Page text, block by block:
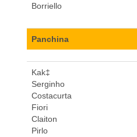
Borriello
Panchina
Kak‡
Serginho
Costacurta
Fiori
Claiton
Pirlo